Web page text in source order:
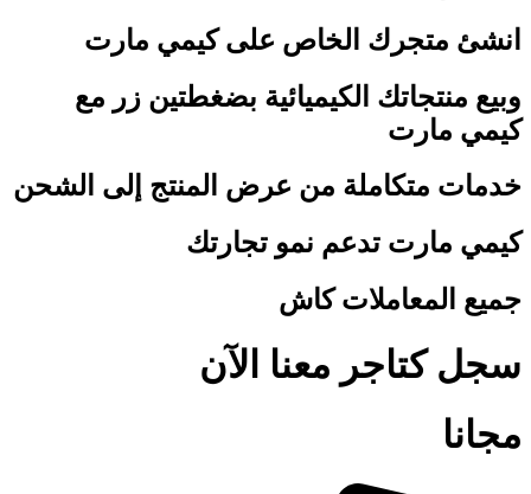
انشئ متجرك الخاص على كيمي مارت
وبيع منتجاتك الكيميائية بضغطتين زر مع
كيمي مارت
خدمات متكاملة من عرض المنتج إلى الشحن
كيمي مارت تدعم نمو تجارتك
جميع المعاملات كاش
سجل كتاجر معنا الآن
مجانا